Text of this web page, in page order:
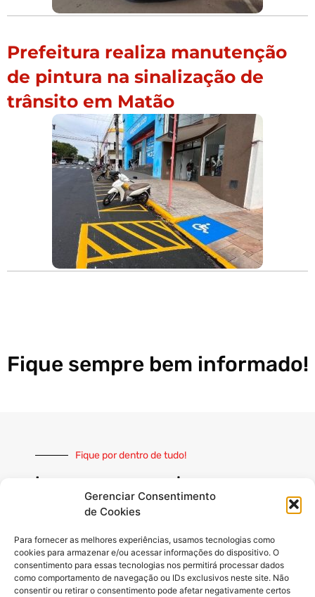
Gerenciar Consentimento
de Cookies
Para fornecer as melhores experiências, usamos tecnologias como
cookies para armazenar e/ou acessar informações do dispositivo. O
consentimento para essas tecnologias nos permitirá processar dados
como comportamento de navegação ou IDs exclusivos neste site. Não
consentir ou retirar o consentimento pode afetar negativamente certos
Prefeitura realiza manutenção
de pintura na sinalização de
trânsito em Matão
Fique sempre bem informado!
Fique por dentro de tudo!
Inscreva-se e receba nossas
notícias sempre atualizadas
INSCREVER